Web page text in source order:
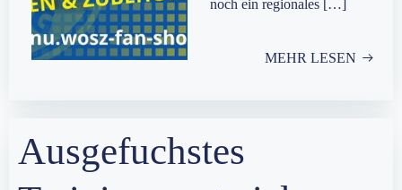
noch ein regionales […]
MEHR LESEN
Ausgefuchstes